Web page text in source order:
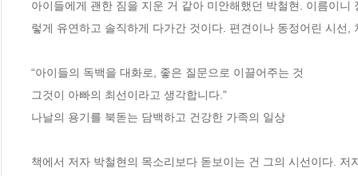
아이들에게 괜한 짐을 지운 거 같아 미안해했던 박철현. 이름이
렇게 유연하고 솔직하게 다가간 것이다. 편견이나 동정어린 시선
“아이들의 독백을 대화로, 좋은 질문으로 이끌어주는 것
그것이 아빠의 최선이라고 생각합니다.”
나날의 용기를 북돋는 담백하고 건강한 가족의 일상
책에서 저자 박철현의 목소리보다 돋보이는 건 그의 시선이다.